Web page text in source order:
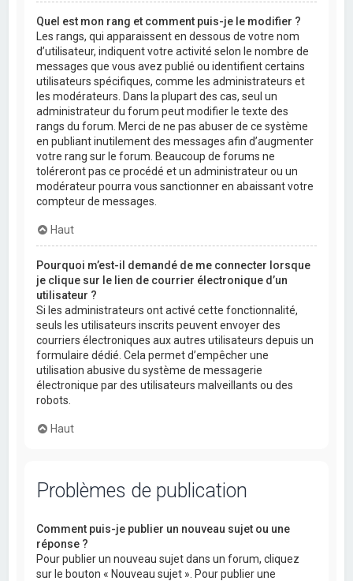
Quel est mon rang et comment puis-je le modifier ?
Les rangs, qui apparaissent en dessous de votre nom
d’utilisateur, indiquent votre activité selon le nombre de
messages que vous avez publié ou identifient certains
utilisateurs spécifiques, comme les administrateurs et
les modérateurs. Dans la plupart des cas, seul un
administrateur du forum peut modifier le texte des
rangs du forum. Merci de ne pas abuser de ce système
en publiant inutilement des messages afin d’augmenter
votre rang sur le forum. Beaucoup de forums ne
toléreront pas ce procédé et un administrateur ou un
modérateur pourra vous sanctionner en abaissant votre
compteur de messages.
Haut
Pourquoi m’est-il demandé de me connecter lorsque
je clique sur le lien de courrier électronique d’un
utilisateur ?
Si les administrateurs ont activé cette fonctionnalité,
seuls les utilisateurs inscrits peuvent envoyer des
courriers électroniques aux autres utilisateurs depuis un
formulaire dédié. Cela permet d’empêcher une
utilisation abusive du système de messagerie
électronique par des utilisateurs malveillants ou des
robots.
Haut
Problèmes de publication
Comment puis-je publier un nouveau sujet ou une
réponse ?
Pour publier un nouveau sujet dans un forum, cliquez
sur le bouton « Nouveau sujet ». Pour publier une